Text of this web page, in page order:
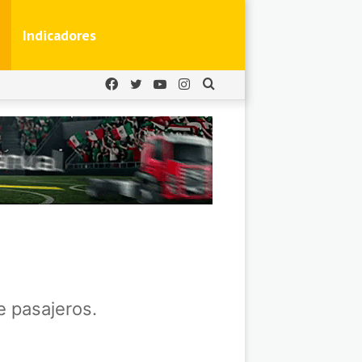
Indicadores
Buscar
Instagram
YouTube
Twitter
Facebook
pasajeros.